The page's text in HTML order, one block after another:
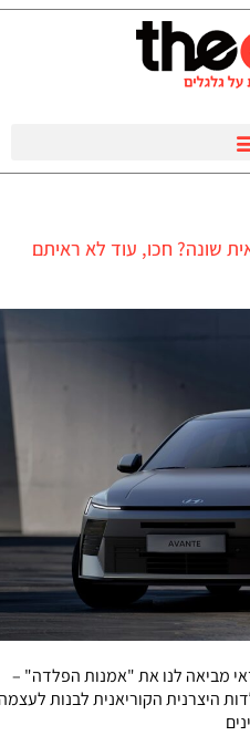
שונה? חכו, עוד לא ראיתם
מביאה לנו את "אמנות הפלדה" –
היצרנית הקוריאנית לבנות לעצמה